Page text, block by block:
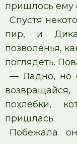
пришлось ему
Спустя
пир, и
позволенья,
поглядеть.
— Ладно, но
похлебки,
пришлась.
Побежала